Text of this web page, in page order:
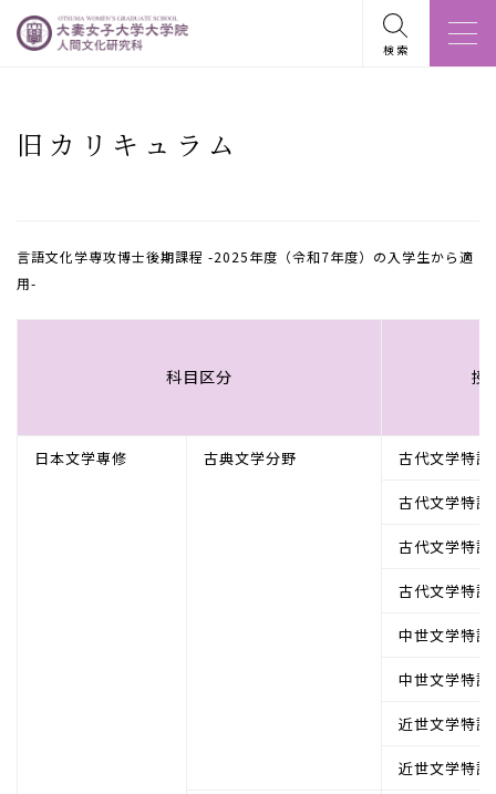
検索
旧カリキュラム
言語文化学専攻博士後期課程 -2025年度（令和7年度）の入学生から適
用-
科目区分 授
日本文学専修 古典文学分野 古代文学特
古代文学特
古代文学特
古代文学特
中世文学特
中世文学特
近世文学特
近世文学特